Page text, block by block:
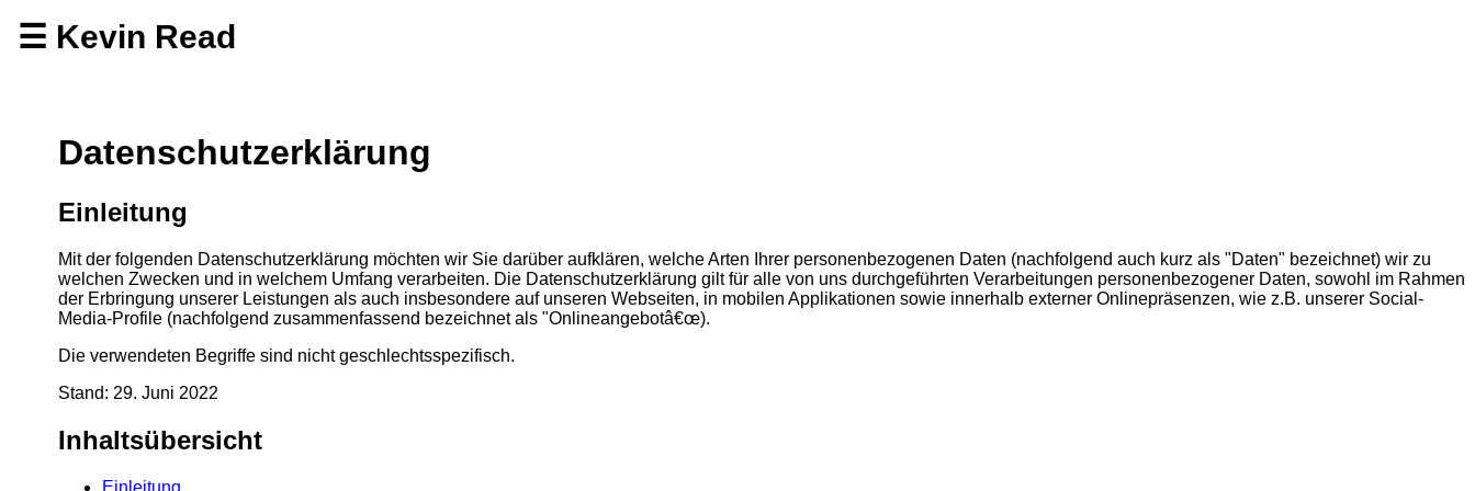
Datenschutz
☰ Kevin Read
Datenschutzerklärung
Einleitung
Mit der folgenden Datenschutzerklärung möchten wir Sie darüber aufklären, welche Arten Ihrer personenbezogenen Daten (nachfolgend auch kurz als "Daten" bezeichnet) wir zu
welchen Zwecken und in welchem Umfang verarbeiten. Die Datenschutzerklärung gilt für alle von uns durchgeführten Verarbeitungen personenbezogener Daten, sowohl im Rahmen
der Erbringung unserer Leistungen als auch insbesondere auf unseren Webseiten, in mobilen Applikationen sowie innerhalb externer Onlinepräsenzen, wie z.B. unserer Social-
Media-Profile (nachfolgend zusammenfassend bezeichnet als "Onlineangebotâ€œ).
Die verwendeten Begriffe sind nicht geschlechtsspezifisch.
Stand: 29. Juni 2022
Inhaltsübersicht
Einleitung